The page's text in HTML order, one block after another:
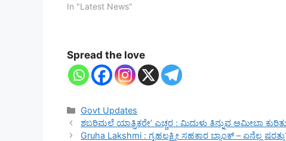
In "Latest News"
Spread the love
Categories
Govt Updates
ಶಬರಿಮಲೆ ಯಾತ್ರಿಕರೇ’ ಎಚ್ಚರ : ಮಿದುಳು ತಿನ್ನುವ ಅಮೀಬಾ
Gruha Lakshmi : ಗೃಹಲಕ್ಷ್ಮೀ ಸಹಕಾರ ಬ್ಯಾಂಕ್‌ – ಏನೆಲ್ಲ